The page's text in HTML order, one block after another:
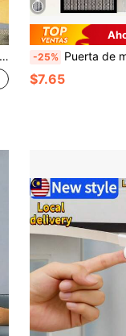
-25% Puerta de malla magnética, con red suave fácil de limpiar,
$7.65